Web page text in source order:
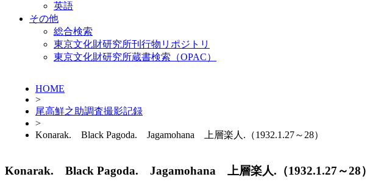
英語
その他
総合検索
東京文化財研究所刊行物リポジトリ
東京文化財研究所蔵書検索（OPAC）
HOME
>
尾高鮮之助調査撮影記録
>
Konarak. Black Pagoda. Jagamohana 上層楽人.（1932.1.27～28）
Konarak. Black Pagoda. Jagamohana 上層楽人.（1932.1.27～28）